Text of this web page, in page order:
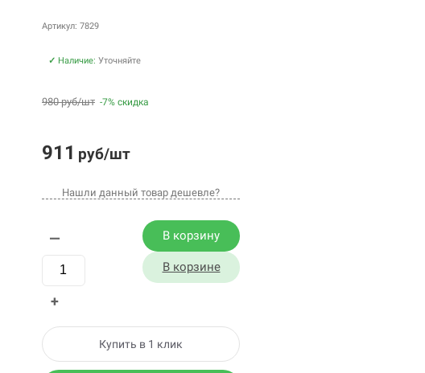
Артикул: 7829
✓ Наличие: Уточняйте
980 руб/шт -7% скидка
911 руб/шт
Нашли данный товар дешевле?
—
+
В корзину
В корзине
Купить в 1 клик